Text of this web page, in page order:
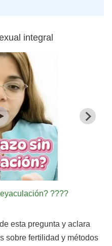
integral
????
esta pregunta y aclara
sobre fertilidad y métodos